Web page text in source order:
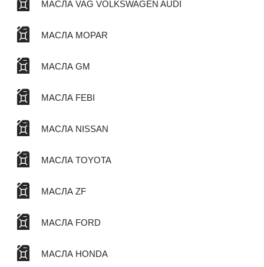
МАСЛА VAG VOLKSWAGEN AUDI
МАСЛА MOPAR
МАСЛА GM
МАСЛА FEBI
МАСЛА NISSAN
МАСЛА TOYOTA
МАСЛА ZF
МАСЛА FORD
МАСЛА HONDA